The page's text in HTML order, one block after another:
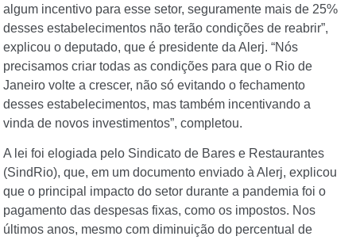
algum incentivo para esse setor, seguramente mais de 25%
desses estabelecimentos não terão condições de reabrir”,
explicou o deputado, que é presidente da Alerj. “Nós
precisamos criar todas as condições para que o Rio de
Janeiro volte a crescer, não só evitando o fechamento
desses estabelecimentos, mas também incentivando a
vinda de novos investimentos”, completou.
A lei foi elogiada pelo Sindicato de Bares e Restaurantes
(SindRio), que, em um documento enviado à Alerj, explicou
que o principal impacto do setor durante a pandemia foi o
pagamento das despesas fixas, como os impostos. Nos
últimos anos, mesmo com diminuição do percentual de